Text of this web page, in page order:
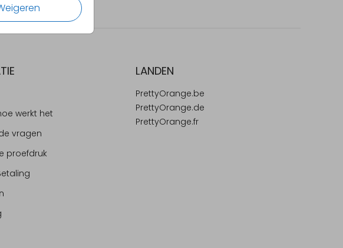
werkt het
vragen
proefdruk
LANDEN
PrettyOrange.be
PrettyOrange.de
PrettyOrange.fr